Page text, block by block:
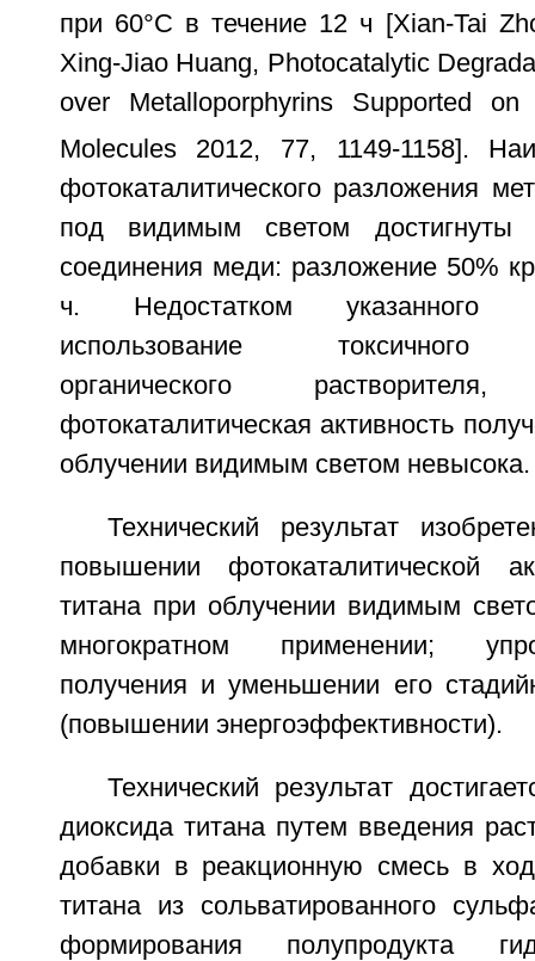
при 60°С в течение 12 ч [Xian-Tai
Xing-Jiao Huang, Photocatalytic
over Metalloporphyrins Supported on
Molecules 2012, 77, 1149-1158].
фотокаталитического разложения
под видимым светом достигнуты
соединения меди: разложение 50%
ч. Недостатком указанного
использование токсичного
органического
фотокаталитическая активность
облучении видимым светом невысока.
Технический результат
повышении фотокаталитической
титана при облучении видимым
многократном применении;
получения и уменьшении его
(повышении энергоэффективности).
Технический результат
диоксида титана путем введения
добавки в реакционную смесь в
титана из сольватированного
формирования полупродукта